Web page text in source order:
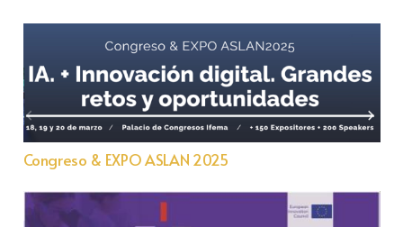
Congreso & EXPO ASLAN 2025